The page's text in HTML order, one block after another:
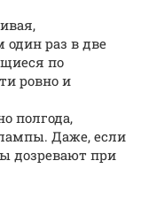
один раз в две
по
ровно и
полгода,
Даже, если
дозревают при